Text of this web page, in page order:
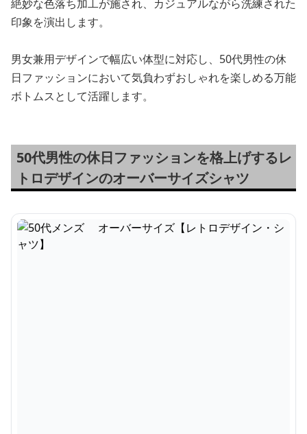
絶妙な色落ち加工が施され、カジュアルながら洗練された
印象を演出します。
男女兼用デザインで幅広い体型に対応し、50代男性の休
日ファッションにおいて気負わずおしゃれを楽しめる万能
ボトムスとして活躍します。
50代男性の休日ファッションを格上げするレ
トロデザインのオーバーサイズシャツ